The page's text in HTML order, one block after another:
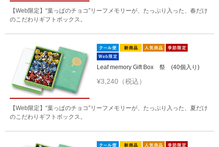
【Web限定】“葉っぱのチョコ”リーフメモリーが、たっぷり入った、春だけ
のこだわりギフトボックス。
Leaf memory Gift Box 祭 (40個入り)
¥3,240（税込）
【Web限定】“葉っぱのチョコ”リーフメモリーが、たっぷり入った、夏だけ
のこだわりギフトボックス。